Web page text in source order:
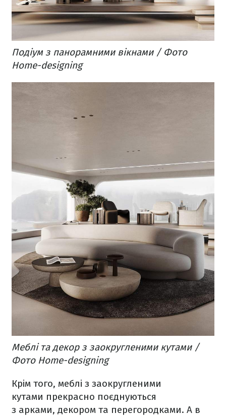
Подіум з панорамними вікнами / Фото
Home-designing
Меблі та декор з заокругленими кутами /
Фото Home-designing
Крім того, меблі з заокругленими
кутами прекрасно поєднуються
з арками, декором та перегородками. А в